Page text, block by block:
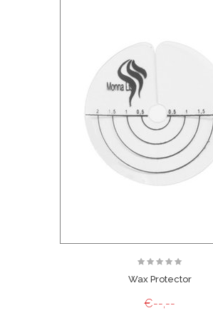
Wax Protector
€--,--